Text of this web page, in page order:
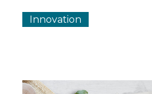
Innovation